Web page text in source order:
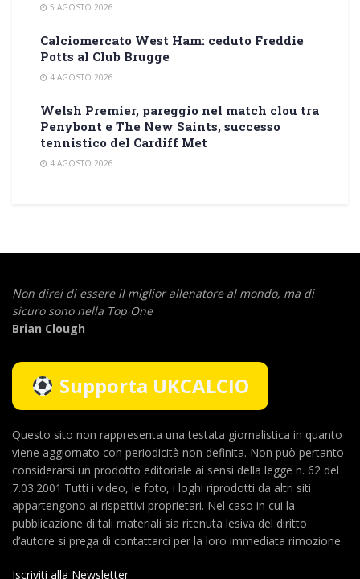
5 AGOSTO 2026
Calciomercato West Ham: ceduto Freddie
Potts al Club Brugge
4 AGOSTO 2026
Welsh Premier, pareggio nel match clou tra
Penybont e The New Saints, successo
tennistico del Cardiff Met
4 AGOSTO 2026
Non direi di essere il miglior allenatore al mondo, ma di
sicuro sono nella Top One
Brian Clough
Supporta UKCALCIO
Questo sito non rappresenta una testata giornalistica in quanto
viene aggiornato con periodicità non definita. Non può pertanto
considerarsi un prodotto editoriale ai sensi della legge n. 62 del
7.03.2001.Tutti i video, le foto, i loghi riprodotti da altri siti
appartengono ai rispettivi proprietari. Nel caso in cui la
pubblicazione di tali materiali sia ritenuta lesiva del diritto
d’autore si prega di contattarci per la loro immediata rimozione.
Iscriviti alla Newsletter